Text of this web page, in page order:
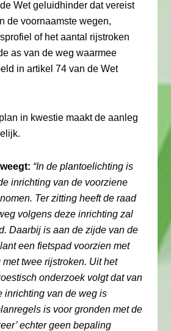
Wet geluidhinder dat vereist
de voornaamste wegen,
of het aantal rijstroken
as van de weg waarmee
in artikel 74 van de Wet
in kwestie maakt de aanleg
“In de plantoelichting is
inrichting van de voorziene
Ter zitting heeft de raad
volgens deze inrichting zal
Daarbij is aan de zijde van de
een fietspad voorzien met
twee rijstroken. Uit het
onderzoek volgt dat van
inrichting van de weg is
is voor gronden met de
echter geen bepaling